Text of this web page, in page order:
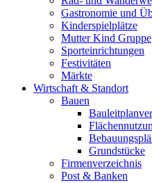
Gastronomie und
Kinderspielplätze
Mutter Kind Gruppe
Sporteinrichtungen
Festivitäten
Märkte
Wirtschaft & Standort
Bauen
Grundstücke
Firmenverzeichnis
Post & Banken